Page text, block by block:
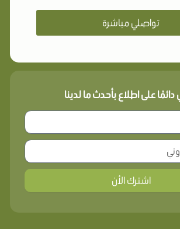
تواصلي مباشرة
على اطلاع بأحدث ما لدينا
اشترك الأن